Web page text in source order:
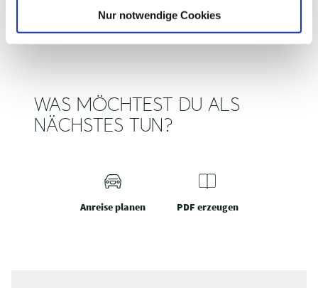
Nur notwendige Cookies
WAS MÖCHTEST DU ALS
NÄCHSTES TUN?
Anreise planen PDF erzeugen